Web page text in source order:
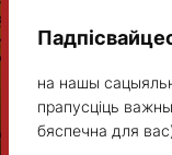
на нашы
прапусціць
бяспечна для